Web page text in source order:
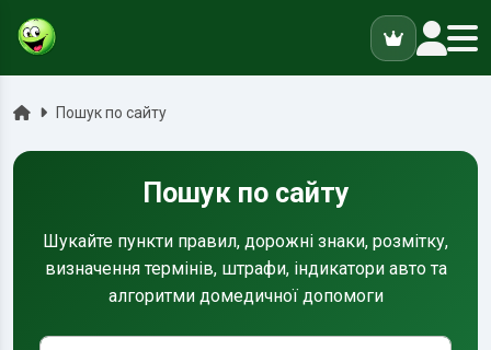
ГоловнаПошук по сайту
Пошук по сайту
Шукайте пункти правил, дорожні знаки, розмітку,
визначення термінів, штрафи, індикатори авто та
алгоритми домедичної допомоги